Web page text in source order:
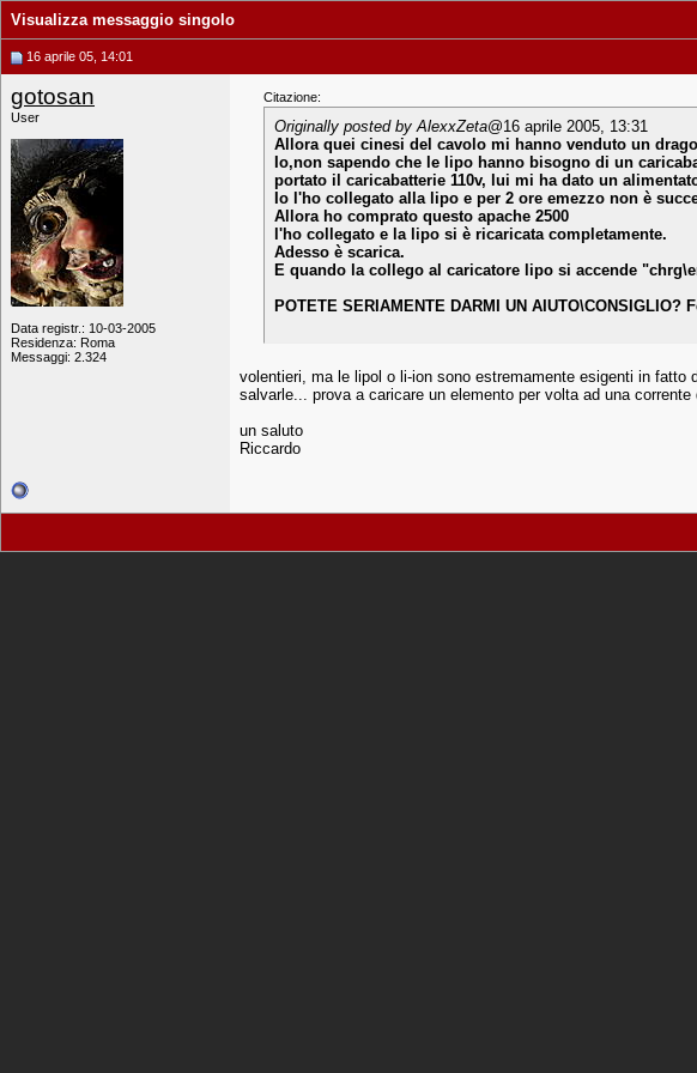
Visualizza messaggio singolo
16 aprile 05, 14:01
gotosan
User
Data registr.: 10-03-2005
Residenza: Roma
Messaggi: 2.324
Citazione:
Originally posted by AlexxZeta@16 aprile 2005, 13:31
Allora quei cinesi del cavolo mi hanno venduto un
Io,non sapendo che le lipo hanno bisogno di un
portato il caricabatterie 110v, lui mi ha dato un
Io l'ho collegato alla lipo e per 2 ore emezzo non è
Allora ho comprato questo apache 2500
l'ho collegato e la lipo si è ricaricata completamente.
Adesso è scarica.
E quando la collego al caricatore lipo si accende
POTETE SERIAMENTE DARMI UN
volentieri, ma le lipol o li-ion sono estremamente esigenti in
salvarle... prova a caricare un elemento per volta ad una
un saluto
Riccardo